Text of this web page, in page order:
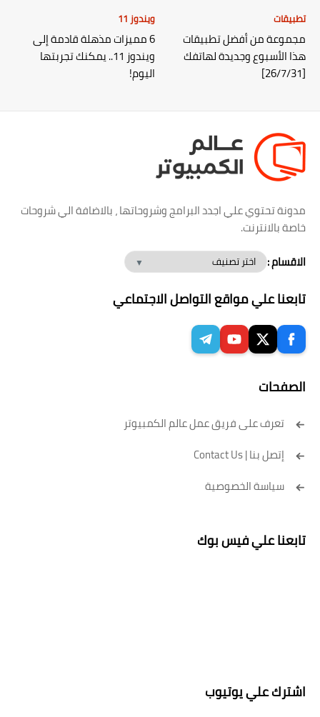
تطبيقات
مجموعة من أفضل تطبيقات
هذا الأسبوع وجديدة لهاتفك
[26/7/31]
ويندوز 11
6 مميزات مذهلة قادمة إلى
ويندوز 11.. يمكنك تجربتها
اليوم!
مدونة تحتوي علي اجدد البرامج وشروحاتها ، بالاضافة الي شروحات
خاصة بالانترنت.
الاقسام :
تابعنا علي مواقع التواصل الاجتماعي
الصفحات
تعرف على فريق عمل عالم الكمبيوتر
إتصل بنا | Contact Us
سياسة الخصوصية
تابعنا علي فيس بوك
اشترك علي يوتيوب